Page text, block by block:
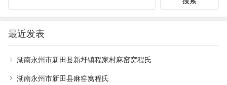
最近发表
湖南永州市新田县新圩镇程家村麻窑窝程氏
湖南永州市新田县麻窑窝程氏